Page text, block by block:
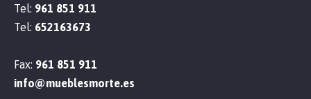
Tel: 961 851 911
Tel: 652163673
Fax: 961 851 911
info@mueblesmorte.es